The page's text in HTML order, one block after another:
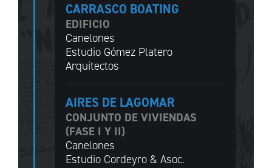
CARRASCO BOATING
EDIFICIO
Canelones
Estudio Gómez Platero
Arquitectos
AIRES DE LAGOMAR
CONJUNTO DE VIVIENDAS
(FASE I Y II)
Canelones
Estudio Cordeyro & Asoc.